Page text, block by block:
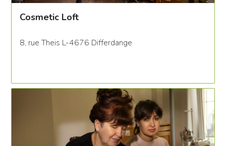
Cosmetic Loft
8, rue Theis L-4676 Differdange